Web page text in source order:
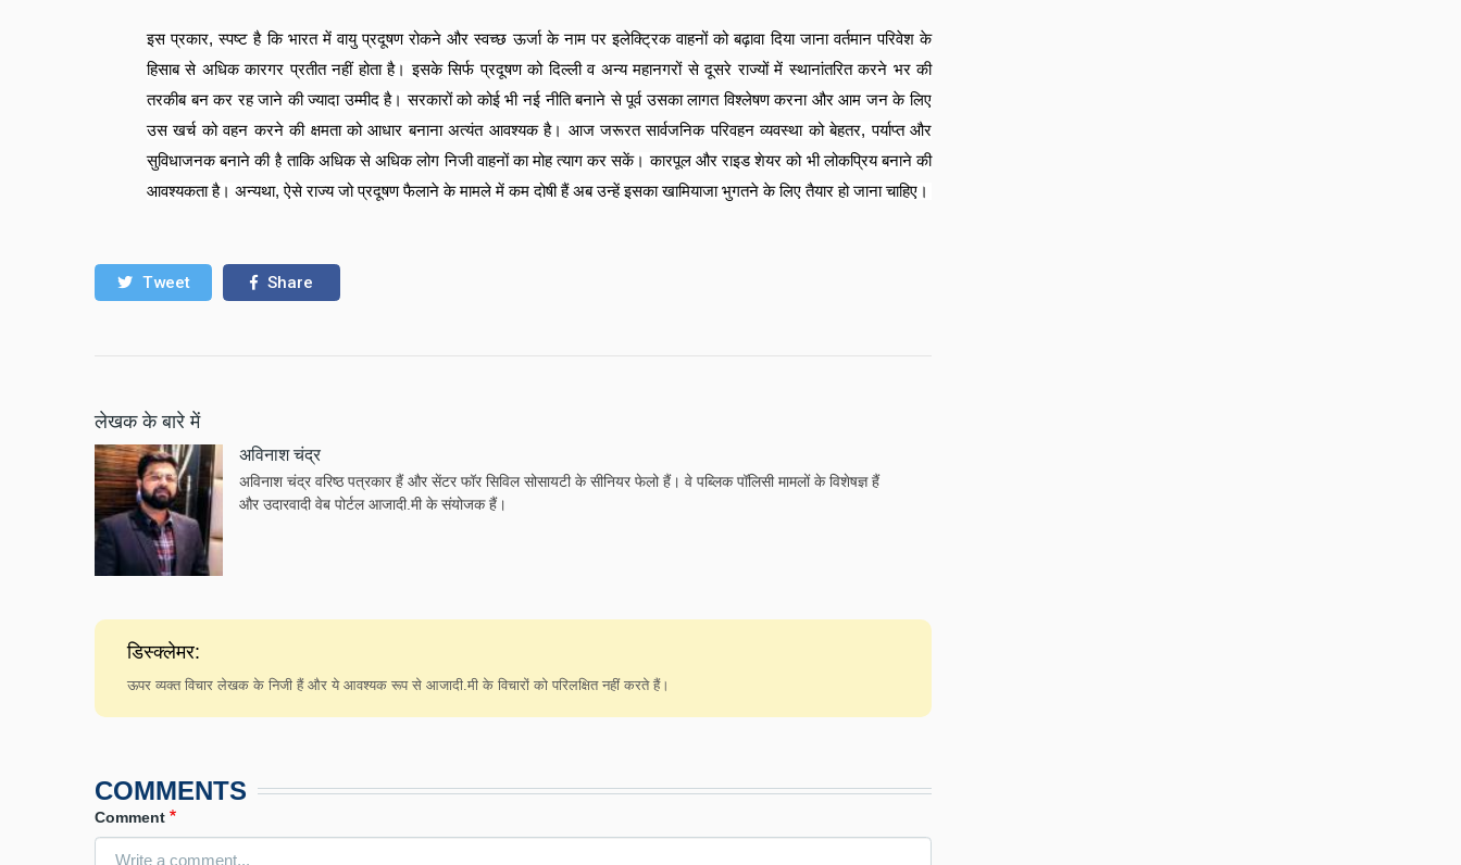
इस प्रकार,स्पष्ट है कि भारत में वायु प्रदूषण रोकने और स्वच्छ ऊर्जा के नाम पर इलेक्ट्रिक वाहनों को बढ़ावा दिया जाना वर्तमान परिवेश के
हिसाब से अधिक कारगर प्रतीत नहीं होता है। इसके सिर्फ प्रदूषण को दिल्ली व अन्य महानगरों से दूसरे राज्यों में स्थानांतरित करने भर की
तरकीब बन कर रह जाने की ज्यादा उम्मीद है। सरकारों को कोई भी नई नीति बनाने से पूर्व उसका लागत विश्लेषण करना और आम जन के लिए
उस खर्च को वहन करने की क्षमता को आधार बनाना अत्यंत आवश्यक है। आज जरूरत सार्वजनिक परिवहन व्यवस्था को बेहतर,पर्याप्त और
सुविधाजनक बनाने की है ताकि अधिक से अधिक लोग निजी वाहनों का मोह त्याग कर सकें। कारपूल और राइड शेयर को भी लोकप्रिय बनाने की
आवश्यकता है। अन्यथा,ऐसे राज्य जो प्रदूषण फैलाने के मामले में कम दोषी हैं अब उन्हें इसका खामियाजा भुगतने के लिए तैयार हो जाना चाहिए।
Tweet Share
लेखक के बारे में
अविनाश चंद्र
अविनाश चंद्र वरिष्ठ पत्रकार हैं और सेंटर फॉर सिविल सोसायटी के सीनियर फेलो हैं। वे पब्लिक पॉलिसी मामलों के विशेषज्ञ हैं
और उदारवादी वेब पोर्टल आजादी.मी के संयोजक हैं।
डिस्क्लेमर:
ऊपर व्यक्त विचार लेखक के निजी हैं और ये आवश्यक रूप से आजादी.मी के विचारों को परिलक्षित नहीं करते हैं।
COMMENTS
Comment